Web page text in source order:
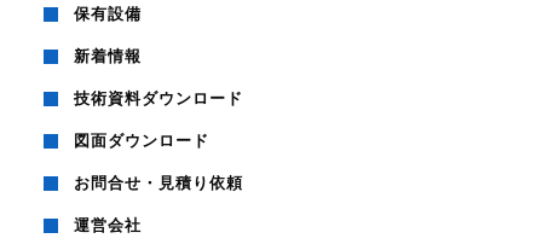
保有設備
新着情報
技術資料ダウンロード
図面ダウンロード
お問合せ・見積り依頼
運営会社